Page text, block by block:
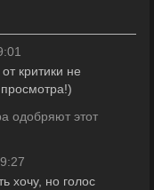
критики не
одобряют этот
хочу, но голос